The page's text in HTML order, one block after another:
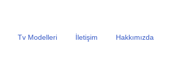
Tv Modelleri İletişim Hakkımızda